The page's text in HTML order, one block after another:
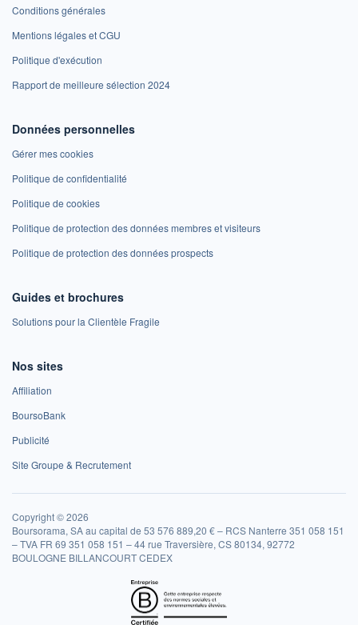
Conditions générales
Mentions légales et CGU
Politique d'exécution
Rapport de meilleure sélection 2024
Données personnelles
Gérer mes cookies
Politique de confidentialité
Politique de cookies
Politique de protection des données membres et visiteurs
Politique de protection des données prospects
Guides et brochures
Solutions pour la Clientèle Fragile
Nos sites
Affiliation
BoursoBank
Publicité
Site Groupe & Recrutement
Copyright © 2026
Boursorama, SA au capital de 53 576 889,20 € – RCS Nanterre 351 058 151
– TVA FR 69 351 058 151 – 44 rue Traversière, CS 80134, 92772
BOULOGNE BILLANCOURT CEDEX